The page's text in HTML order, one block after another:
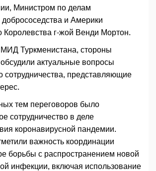
Министром по делам
добрососедства и Америки
Королевства г-жой Венди Мортон.
МИД Туркменистана, стороны
актуальные вопросы
сотрудничества, представляющие
тем переговоров было
сотрудничество в деле
коронавирусной пандемии.
важность координации
борьбы с распространением новой
инфекции, включая использование